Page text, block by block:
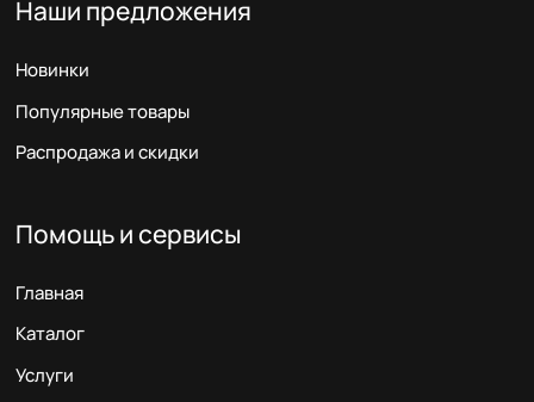
Наши предложения
Новинки
Популярные товары
Распродажа и скидки
Помощь и сервисы
Главная
Каталог
Услуги